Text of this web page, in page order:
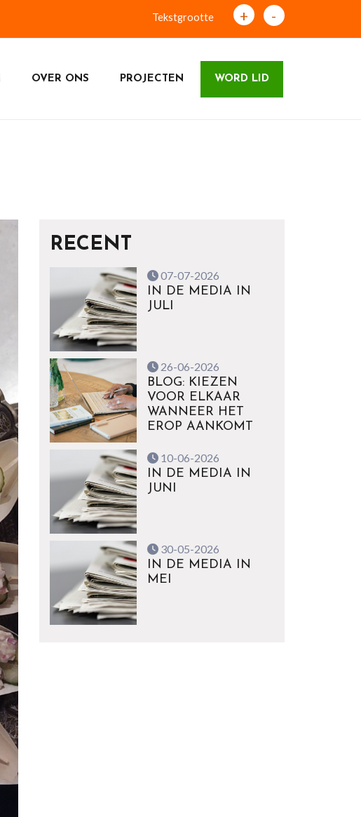
Tekstgrootte + -
OVER ONS PROJECTEN WORD LID
RECENT
07-07-2026
IN DE MEDIA IN
JULI
26-06-2026
BLOG: KIEZEN
VOOR ELKAAR
WANNEER HET
EROP AANKOMT
10-06-2026
IN DE MEDIA IN
JUNI
30-05-2026
IN DE MEDIA IN
MEI